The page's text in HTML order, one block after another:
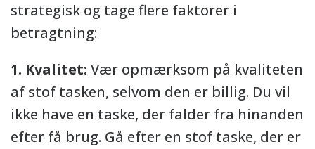
strategisk og tage flere faktorer i
betragtning:
1. Kvalitet: Vær opmærksom på kvaliteten
af stof tasken, selvom den er billig. Du vil
ikke have en taske, der falder fra hinanden
efter få brug. Gå efter en stof taske, der er